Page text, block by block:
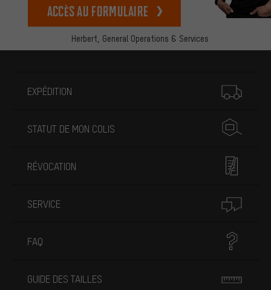
Herbert, General Operations & Services
Accès au formulaire
EXPÉDITION
STATUT DE MON COLIS
RÉVOCATION
SERVICE
FAQ
GUIDE DES TAILLES